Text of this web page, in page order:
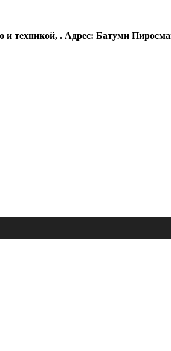
и техникой, . Адрес: Батуми